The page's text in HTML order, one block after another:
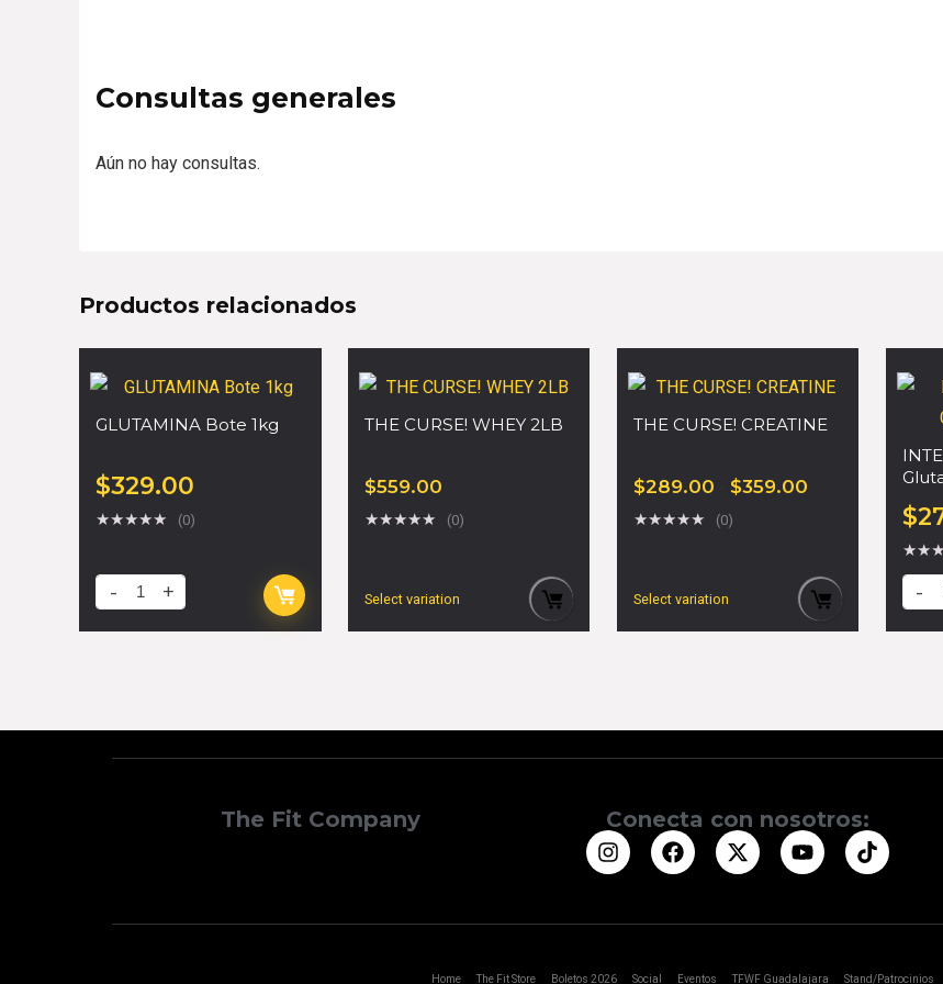
Consultas generales
Aún no hay consultas.
Productos relacionados
GLUTAMINA Bote 1kg
$329.00
★★★★★ (0)
THE CURSE! WHEY 2LB
$559.00
★★★★★ (0)
Select variation
THE CURSE! CREATINE
$289.00 $359.00
★★★★★ (0)
Select variation
$
★★★
The Fit Company Conecta con nosotros:
Home The Fit Store Boletos 2026 Social Eventos TFWF Guadalajara Stand/Patrocinios